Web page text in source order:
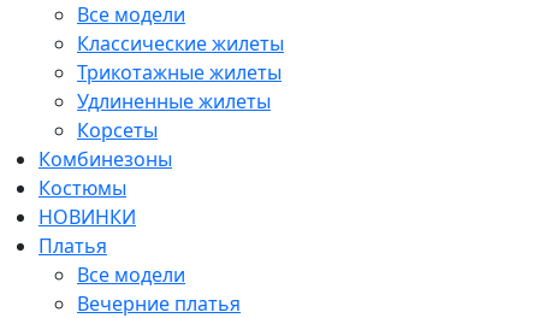
Все модели
Классические жилеты
Трикотажные жилеты
Удлиненные жилеты
Корсеты
Комбинезоны
Костюмы
НОВИНКИ
Платья
Все модели
Вечерние платья